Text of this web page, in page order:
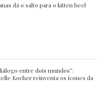
dá o salto para o kitten heel
entre dois mundos”:
Kocher reinventa os ícones da